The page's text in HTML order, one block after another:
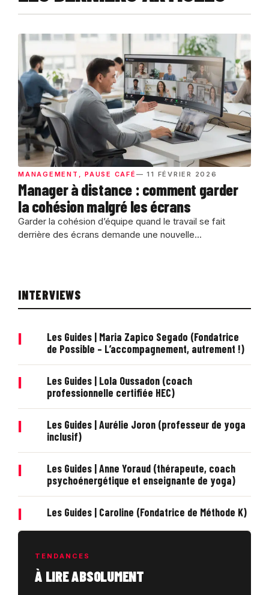
MANAGEMENT ,PAUSE CAFÉ — 11 FÉVRIER 2026
Manager à distance : comment garder
la cohésion malgré les écrans
Garder la cohésion d’équipe quand le travail se fait
derrière des écrans demande une nouvelle...
INTERVIEWS
|
Les Guides | Maria Zapico Segado (Fondatrice
de Possible – L’accompagnement, autrement !)
|
Les Guides | Lola Oussadon (coach
professionnelle certifiée HEC)
|
Les Guides | Aurélie Joron (professeur de yoga
inclusif)
|
Les Guides | Anne Yoraud (thérapeute, coach
psychoénergétique et enseignante de yoga)
| Les Guides | Caroline (Fondatrice de Méthode K)
TENDANCES
À LIRE ABSOLUMENT